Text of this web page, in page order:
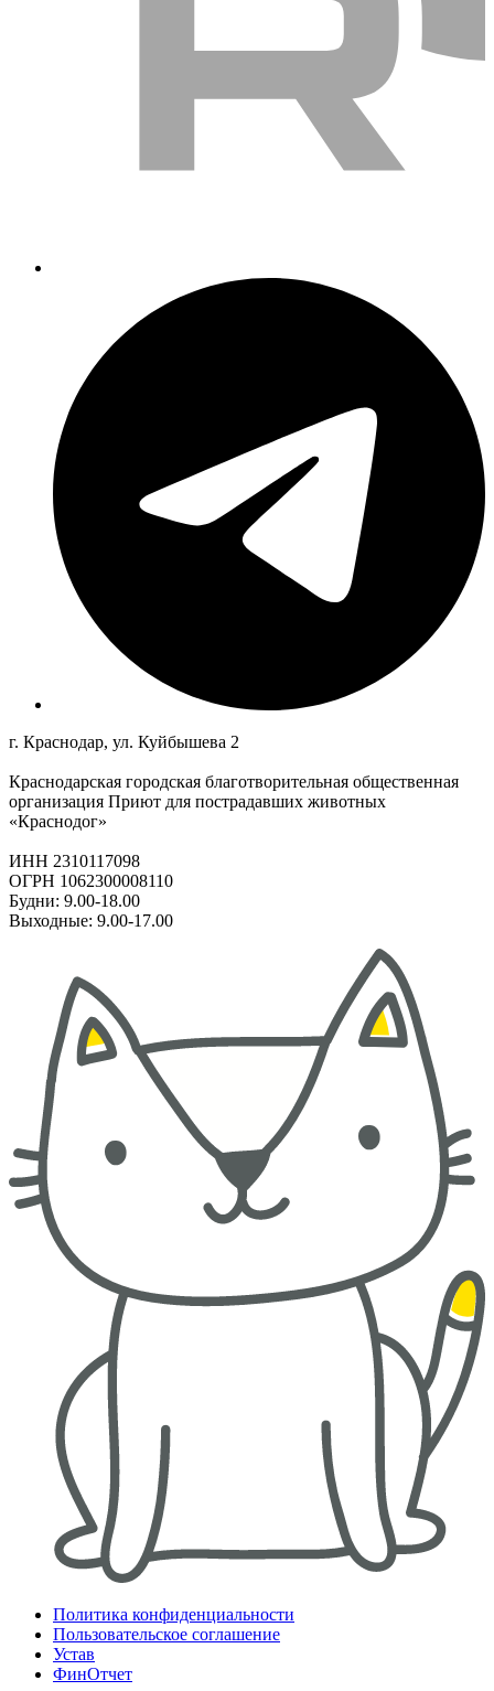
г. Краснодар, ул. Куйбышева 2
Краснодарская городская благотворительная общественная
организация Приют для пострадавших животных
«Краснодог»
ИНН 2310117098
ОГРН 1062300008110
Будни: 9.00-18.00
Выходные: 9.00-17.00
Политика конфиденциальности
Пользовательское соглашение
Устав
ФинОтчет